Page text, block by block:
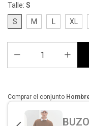
Talle: S
S
M XL